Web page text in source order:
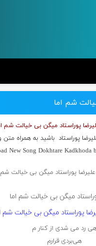
شم اما
پوراستاد میگن بی خیالت شم
پوراستادباشید به همراه متن
New Song Dokhtare Kadkhoda
میگن بی خیالت شم اما
پوراستاد میگن بی خیالت شم
رد می شدی از کنار م
هی‌بردی قرارم